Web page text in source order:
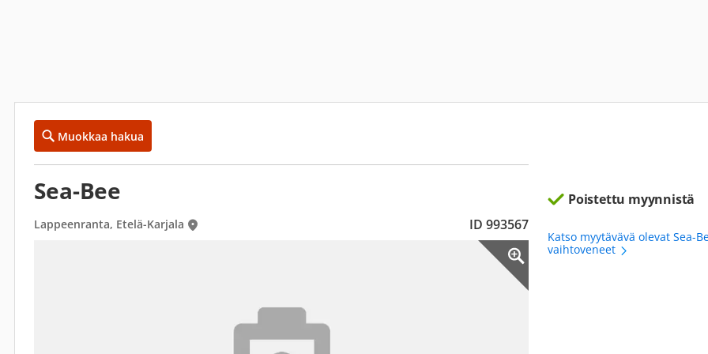
Muokkaa hakua
Sea-Bee
Lappeenranta, Etelä-Karjala ID 993567
Poistettu myynnistä
Katso myytävävä olevat Sea-
vaihtoveneet